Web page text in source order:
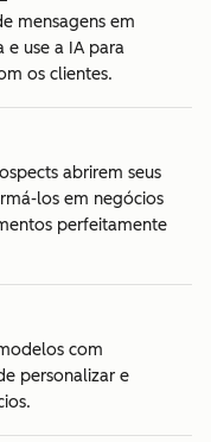
mensagens em
e use a IA para
os clientes.
abrirem seus
los em negócios
perfeitamente
com
personalizar e